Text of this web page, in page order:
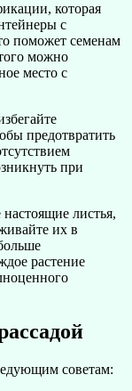
которая
с
поможет семенам
можно
место с
предотвратить
при
листья,
их в
растение
советам: